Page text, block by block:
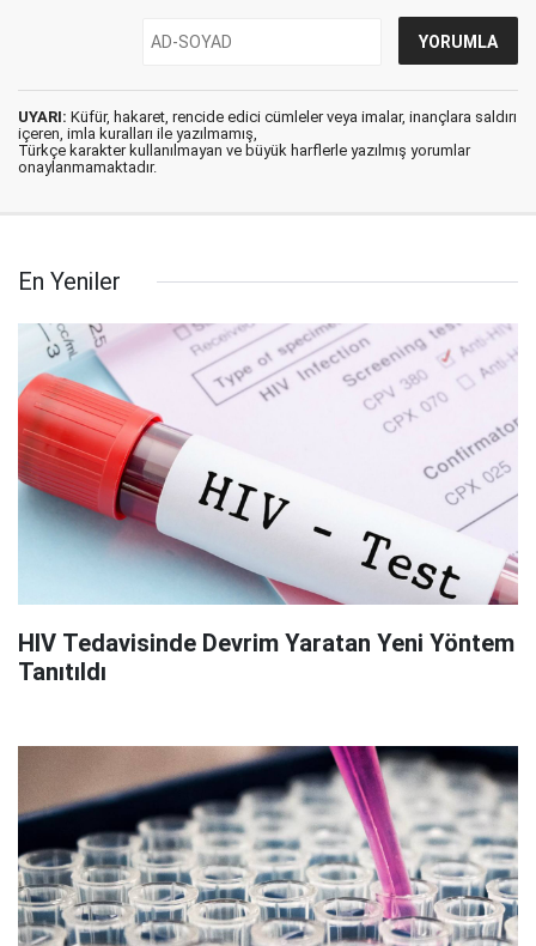
UYARI: Küfür, hakaret, rencide edici cümleler veya imalar, inançlara saldırı
içeren, imla kuralları ile yazılmamış,
Türkçe karakter kullanılmayan ve büyük harflerle yazılmış yorumlar
onaylanmamaktadır.
En Yeniler
HIV Tedavisinde Devrim Yaratan Yeni Yöntem
Tanıtıldı